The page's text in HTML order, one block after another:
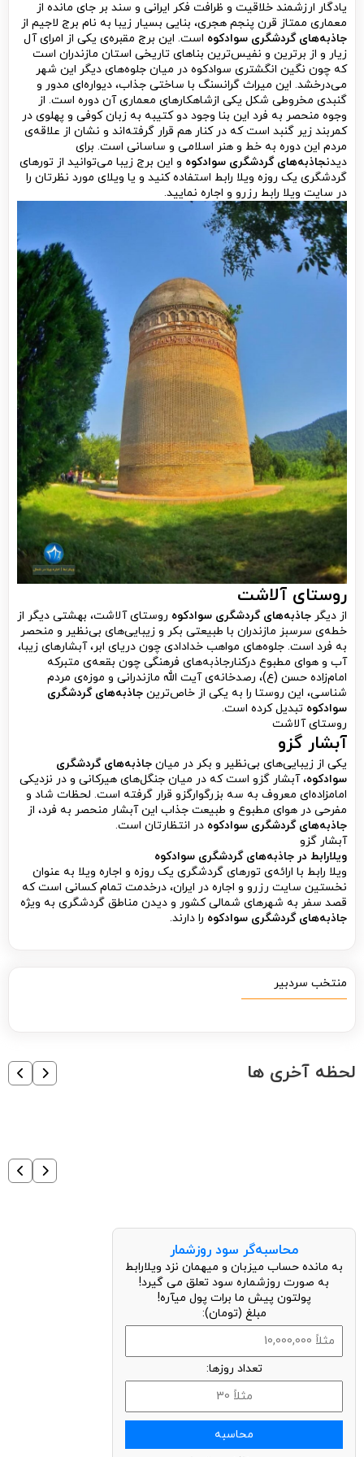
یادگار ارزشمند خلاقیت و ظرافت فکر ایرانی و سند بر جای مانده از
معماری ممتاز قرن پنجم هجری، بنایی بسیار زیبا به نام برج لاجیم از
جاذبه‌های گردشگری سوادکوه است. این برج مقبره‌ی یکی از امرای آل
زیار و از برترین و نفیس‌ترین بناهای تاریخی استان مازندران است
که چون نگین انگشتری سوادکوه در میان جلوه‌های دیگر این شهر
می‌درخشد. این میراث گرانسنگ با ساختی جذاب، دیواره‌ای مدور و
گنبدی مخروطی شکل یکی ازشاهکارهای معماری آن دوره است. از
وجوه منحصر به فرد این بنا وجود دو کتیبه به زبان کوفی و پهلوی در
کمربند زیر گنبد است که در کنار هم قرار گرفته‌اند و نشان از علاقه‌ی
مردم این دوره به خط و هنر اسلامی و ساسانی است. برای
دیدنجاذبه‌های گردشگری سوادکوه و این برج زیبا می‌توانید از تورهای
گردشگری یک روزه‌ ویلا رابط استفاده کنید و یا ویلای مورد نظرتان را
در سایت ویلا رابط رزرو و اجاره نمایید.
روستای آلاشت
از دیگر جاذبه‌های گردشگری سوادکوه روستای آلاشت، بهشتی دیگر از
خطه‌ی سرسبز مازندران با طبیعتی بکر و زیبایی‌های بی‌نظیر و منحصر
به فرد است. جلوه‌های مواهب خدادادی چون دریای ابر، آبشارهای زیبا،
آب و هوای مطبوع درکنارجاذبه‌های فرهنگی چون بقعه‌ی متبرکه
امام‌زاده حسن (ع)، رصدخانه‌ی آیت الله مازندرانی و موزه‌ی مردم
شناسی، این روستا را به یکی از خاص‌ترین جاذبه‌های گردشگری
سوادکوه تبدیل کرده است.
روستای آلاشت
آبشار گزو
یکی از زیبایی‌‌های بی‌نظیر و بکر در میان جاذبه‌‌های گردشگری
سوادکوه، آبشار گزو است که در میان جنگل‌های هیرکانی و در نزدیکی
امامزاده‌ای معروف به سه بزرگوارگزو قرار گرفته است. لحظات شاد و
مفرحی در هوای مطبوع و طبیعت جذاب این آبشار منحصر به فرد، از
جاذبه‌‌های گردشگری سوادکوه در انتظارتان است.
آبشار گزو
ویلارابط در جاذبه‌های گردشگری سوادکوه
ویلا رابط با ارائه‌ی تورهای گردشگری یک روزه و اجاره ویلا به عنوان
نخستین سایت رزرو و اجاره در ایران، درخدمت تمام کسانی است که
قصد سفر به شهرهای شمالی کشور و دیدن مناطق گردشگری به ویژه
جاذبه‌‌های گردشگری سوادکوه را دارند.
منتخب سردبیر
لحظه آخری ها
محاسبه‌گر سود روزشمار
به مانده حساب میزبان و میهمان نزد ویلارابط
به صورت روزشماره سود تعلق می گیرد!
پولتون پیش ما برات پول میآره!
مبلغ (تومان):
تعداد روزها:
محاسبه